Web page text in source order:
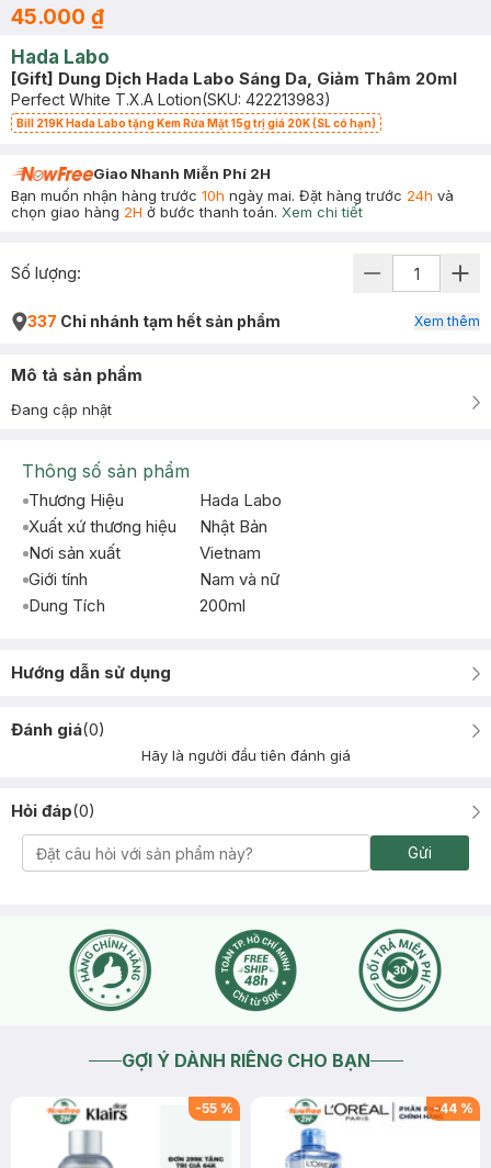
45.000 ₫
Hada Labo
[Gift] Dung Dịch Hada Labo Sáng Da, Giảm Thâm 20ml
Perfect White T.X.A Lotion(SKU: 422213983)
Bill 219K Hada Labo tặng Kem Rửa Mặt 15g trị giá 20K (SL có hạn)
Giao Nhanh Miễn Phí 2H
Bạn muốn nhận hàng trước 10h ngày mai. Đặt hàng trước 24h và
chọn giao hàng 2H ở bước thanh toán. Xem chi tiết
Số lượng:
337 Chi nhánh tạm hết sản phẩm Xem thêm
Mô tả sản phẩm
Đang cập nhật
Thông số sản phẩm
Thương Hiệu
Hada Labo
Xuất xứ thương hiệu
Nhật Bản
Nơi sản xuất
Vietnam
Giới tính
Nam và nữ
Dung Tích
200ml
Hướng dẫn sử dụng
Đánh giá(0)
Hãy là người đầu tiên đánh giá
Hỏi đáp(0)
Gửi
GỢI Ý DÀNH RIÊNG CHO BẠN
-55 % -44 %